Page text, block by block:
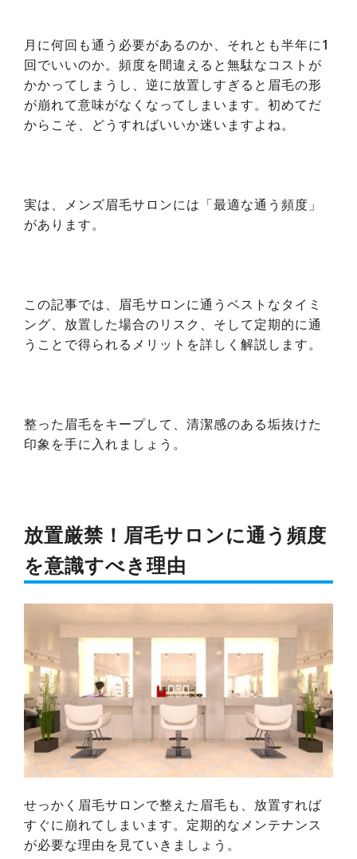
月に何回も通う必要があるのか、それとも半年に1
回でいいのか。頻度を間違えると無駄なコストが
かかってしまうし、逆に放置しすぎると眉毛の形
が崩れて意味がなくなってしまいます。初めてだ
からこそ、どうすればいいか迷いますよね。
実は、メンズ眉毛サロンには「最適な通う頻度」
があります。
この記事では、眉毛サロンに通うベストなタイミ
ング、放置した場合のリスク、そして定期的に通
うことで得られるメリットを詳しく解説します。
整った眉毛をキープして、清潔感のある垢抜けた
印象を手に入れましょう。
放置厳禁！眉毛サロンに通う頻度
を意識すべき理由
せっかく眉毛サロンで整えた眉毛も、放置すれば
すぐに崩れてしまいます。定期的なメンテナンス
が必要な理由を見ていきましょう。